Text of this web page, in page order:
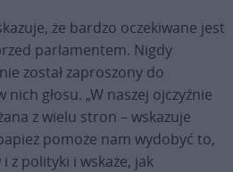
że bardzo oczekiwane jest
parlamentem. Nigdy
został zaproszony do
głosu. „W naszej ojczyźnie
z wielu stron – wskazuje
pomoże nam wydobyć to,
z polityki i wskaże, jak